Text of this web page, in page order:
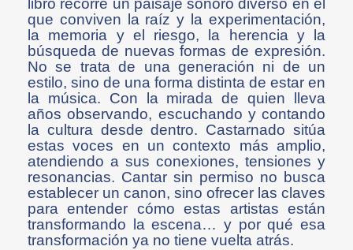
libro recorre un paisaje sonoro diverso en el
que conviven la raíz y la experimentación,
la memoria y el riesgo, la herencia y la
búsqueda de nuevas formas de expresión.
No se trata de una generación ni de un
estilo, sino de una forma distinta de estar en
la música. Con la mirada de quien lleva
años observando, escuchando y contando
la cultura desde dentro. Castarnado sitúa
estas voces en un contexto más amplio,
atendiendo a sus conexiones, tensiones y
resonancias. Cantar sin permiso no busca
establecer un canon, sino ofrecer las claves
para entender cómo estas artistas están
transformando la escena… y por qué esa
transformación ya no tiene vuelta atrás.